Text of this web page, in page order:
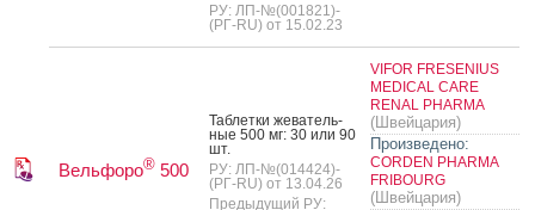
РУ: ЛП-№(001821)-
(РГ-RU) от 15.02.23
Вельфоро®500
Таб­летки же­ватель­
ные 500 мг: 30 или 90
шт.
РУ: ЛП-№(014424)-
(РГ-RU) от 13.04.26
Предыдущий РУ:
VIFOR FRESENIUS
MEDICAL CARE
RENAL PHARMA
(Швейцария)
Произведено:
CORDEN PHARMA
FRIBOURG
(Швейцария)